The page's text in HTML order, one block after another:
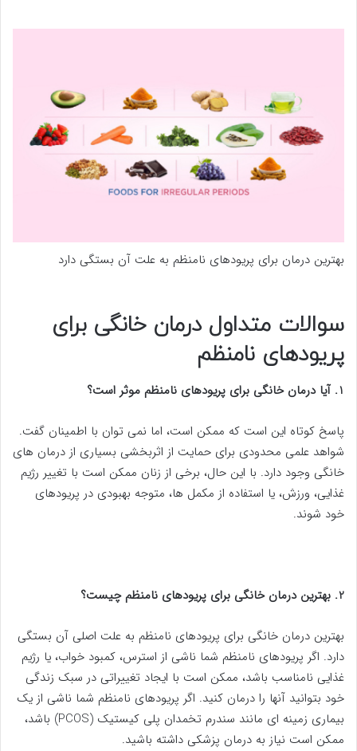
بهترین درمان برای پریودهای نامنظم به علت آن بستگی دارد
سوالات متداول درمان خانگی برای
پریودهای نامنظم
1. آیا درمان خانگی برای پریودهای نامنظم موثر است؟
پاسخ کوتاه این است که ممکن است، اما نمی توان با اطمینان گفت.
شواهد علمی محدودی برای حمایت از اثربخشی بسیاری از درمان های
خانگی وجود دارد. با این حال، برخی از زنان ممکن است با تغییر رژیم
غذایی، ورزش، یا استفاده از مکمل ها، متوجه بهبودی در پریودهای
خود شوند.
2. بهترین درمان خانگی برای پریودهای نامنظم چیست؟
بهترین درمان خانگی برای پریودهای نامنظم به علت اصلی آن بستگی
دارد. اگر پریودهای نامنظم شما ناشی از استرس، کمبود خواب، یا رژیم
غذایی نامناسب باشد، ممکن است با ایجاد تغییراتی در سبک زندگی
خود بتوانید آنها را درمان کنید. اگر پریودهای نامنظم شما ناشی از یک
بیماری زمینه ای مانند سندرم تخمدان پلی کیستیک (PCOS) باشد،
ممکن است نیاز به درمان پزشکی داشته باشید.